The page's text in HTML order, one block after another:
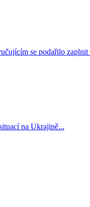
se podařilo
na Ukrajině...